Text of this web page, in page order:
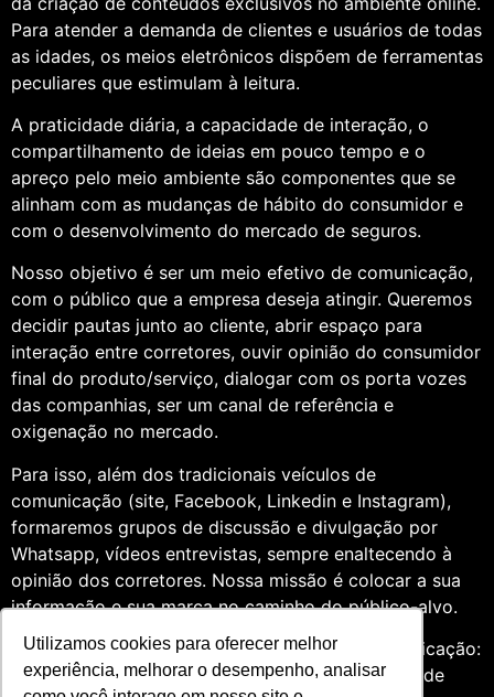
Utilizamos cookies para oferecer melhor
experiência, melhorar o desempenho, analisar
Para atender a demanda de clientes e usuários de todas
as idades, os meios eletrônicos dispõem de ferramentas
peculiares que estimulam à leitura.
A praticidade diária, a capacidade de interação, o
compartilhamento de ideias em pouco tempo e o
apreço pelo meio ambiente são componentes que se
alinham com as mudanças de hábito do consumidor e
com o desenvolvimento do mercado de seguros.
Nosso objetivo é ser um meio efetivo de comunicação,
com o público que a empresa deseja atingir. Queremos
decidir pautas junto ao cliente, abrir espaço para
interação entre corretores, ouvir opinião do consumidor
final do produto/serviço, dialogar com os porta vozes
das companhias, ser um canal de referência e
oxigenação no mercado.
Para isso, além dos tradicionais veículos de
comunicação (site, Facebook, Linkedin e Instagram),
formaremos grupos de discussão e divulgação por
Whatsapp, vídeos entrevistas, sempre enaltecendo à
opinião dos corretores. Nossa missão é colocar a sua
informação e sua marca no caminho do público-alvo.
Somos profissionais formados na área de comunicação:
Jornalismo e Relações Públicas. Assim, por meio de